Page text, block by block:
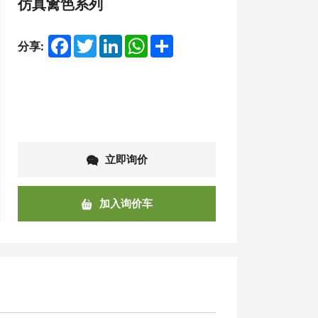
分享: Facebook
TwitterLinkedInWhatsApp
Share
立即询价
加入询价车